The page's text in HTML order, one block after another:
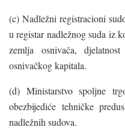
(c) Nadležni registracioni
u registar nadležnog suda iz
zemlja osnivača,
osnivačkog kapitala.
(d) Ministarstvo spoljne
obezbijediće tehničke
nadležnih sudova.